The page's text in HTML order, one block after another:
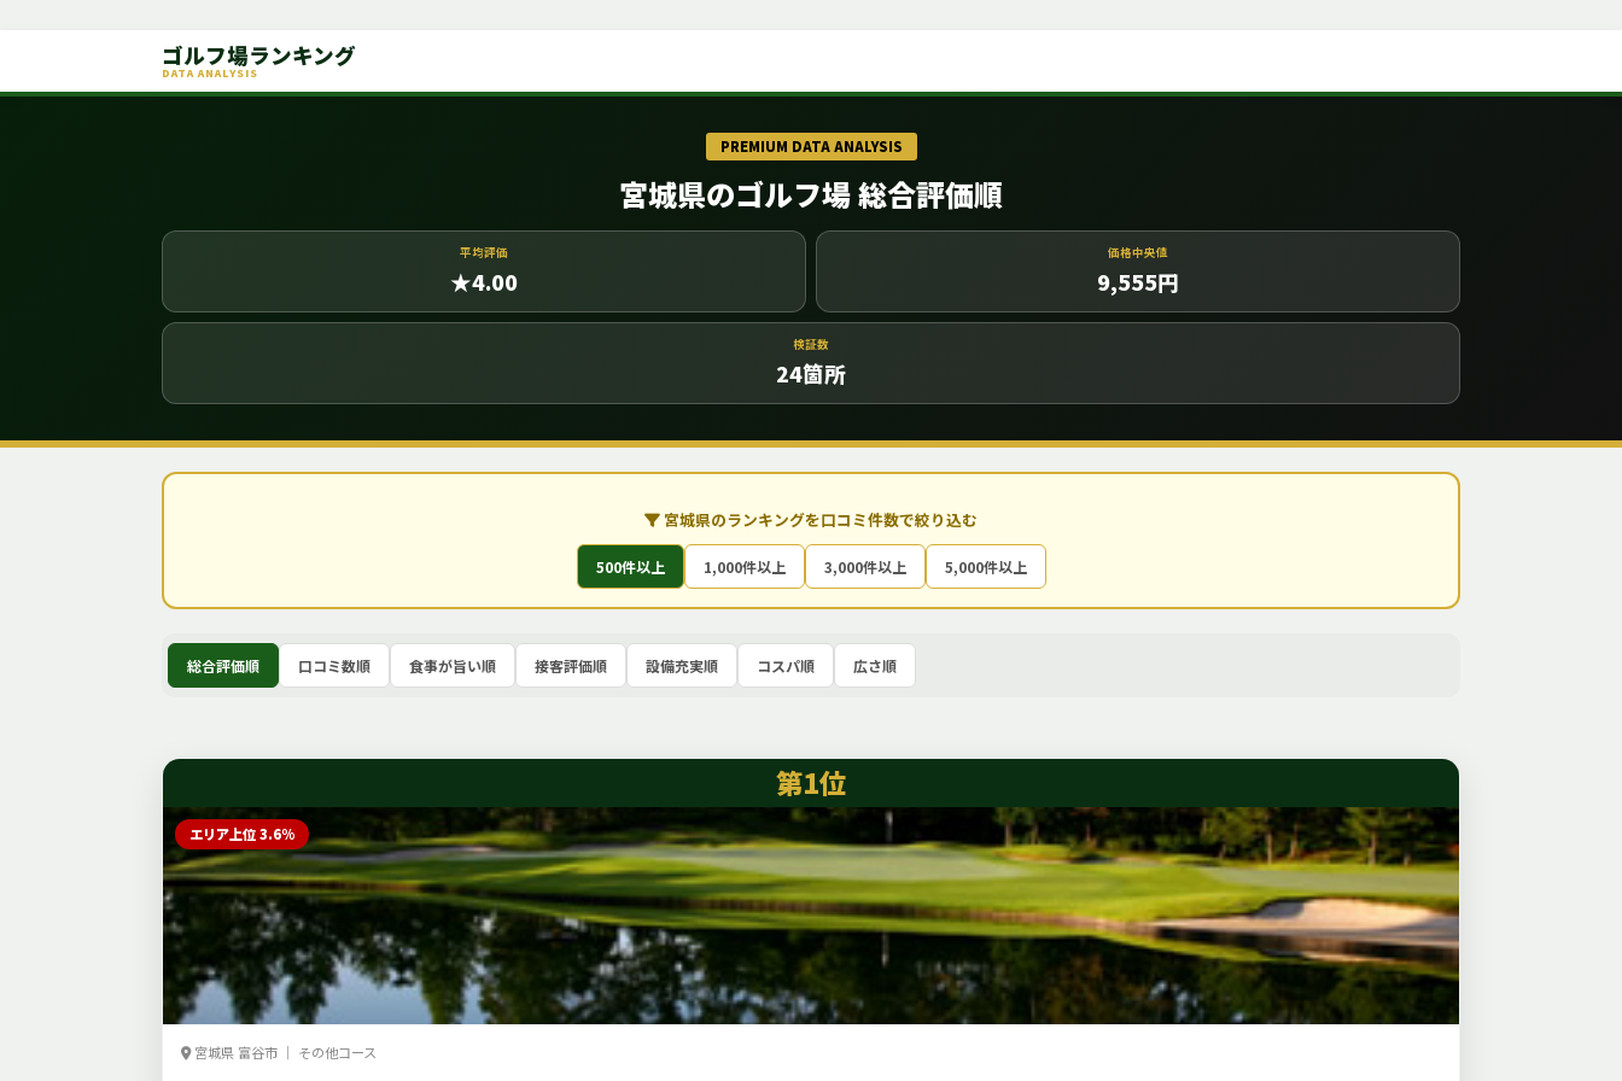
ゴルフ場ランキング
DATA ANALYSIS
PREMIUM DATA ANALYSIS
宮城県のゴルフ場 総合評価順
平均評価
★4.00
価格中央値
9,555円
検証数
24箇所
宮城県のランキングを口コミ件数で絞り込む
500件以上 1,000件以上 3,000件以上 5,000件以上
総合評価順 口コミ数順 食事が旨い順 接客評価順 設備充実順 コスパ順 広さ順
第1位
エリア上位 3.6%
宮城県 富谷市 ｜ その他コース